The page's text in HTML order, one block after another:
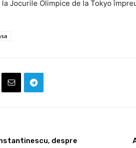
Jocurile Olimpice de la Tokyo
despre